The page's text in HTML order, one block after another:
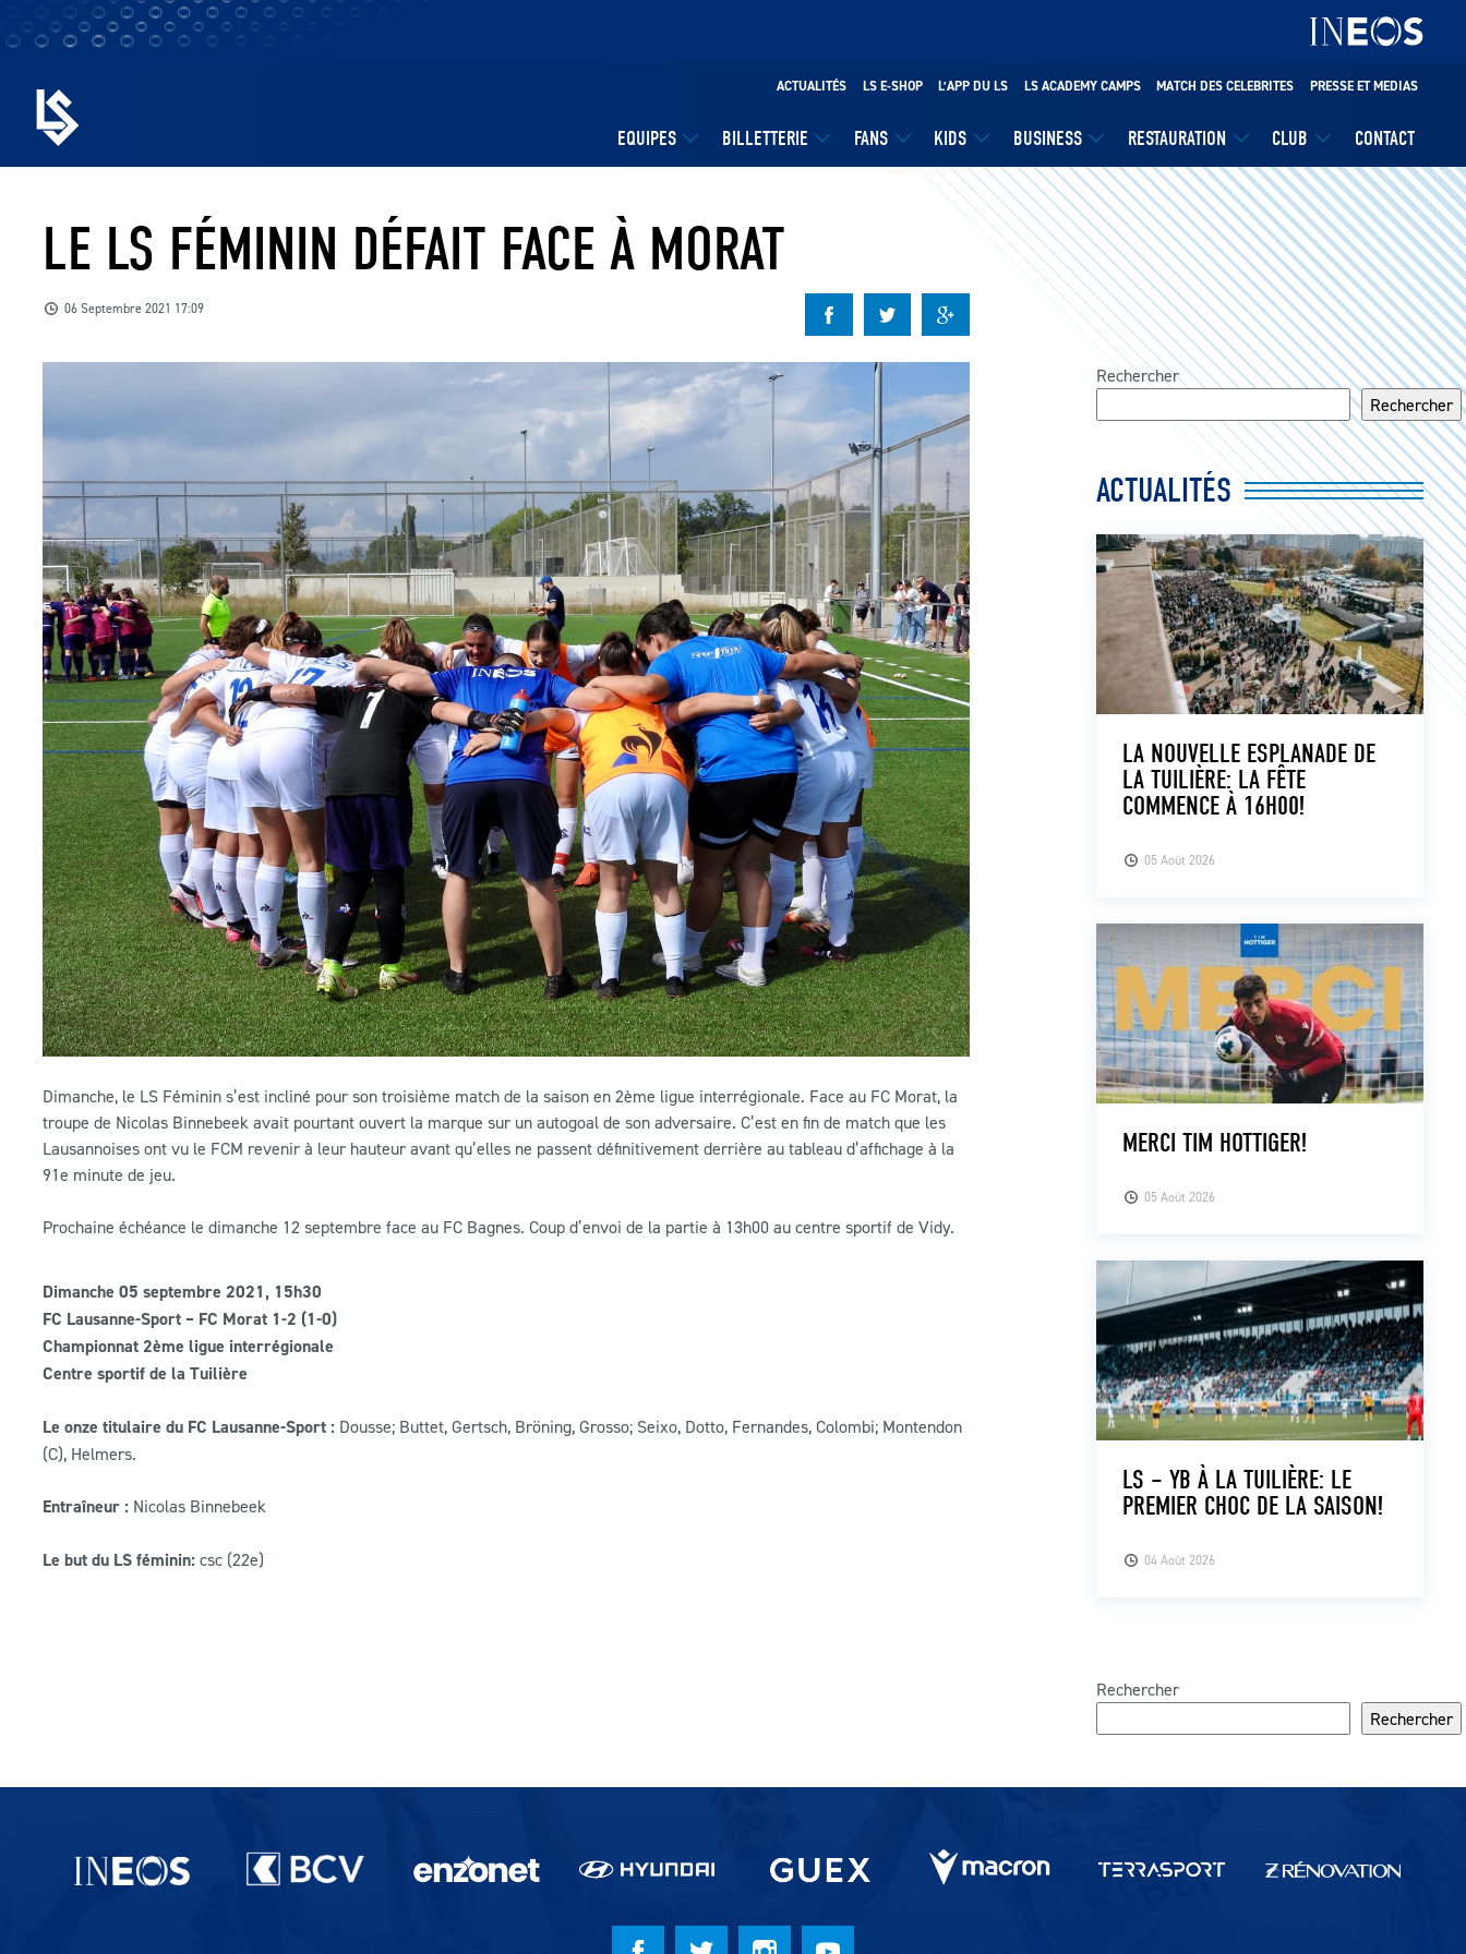
EQUIPES BILLETTERIE FANS KIDS BUSINESS RESTAURATION CLUB CONTACT
ACTUALITÉS LS E-SHOP L’APP DU LS LS ACADEMY CAMPS MATCH DES CELEBRITES PRESSE ET MEDIAS
LE LS FÉMININ DÉFAIT FACE À MORAT
06 Septembre 2021 17:09
Dimanche, le LS Féminin s’est incliné pour son troisième match de la saison en 2ème ligue interrégionale. Face au FC Morat, la
troupe de Nicolas Binnebeek avait pourtant ouvert la marque sur un autogoal de son adversaire. C’est en fin de match que les
Lausannoises ont vu le FCM revenir à leur hauteur avant qu’elles ne passent définitivement derrière au tableau d’affichage à la
91e minute de jeu.
Prochaine échéance le dimanche 12 septembre face au FC Bagnes. Coup d’envoi de la partie à 13h00 au centre sportif de Vidy.
Dimanche 05 septembre 2021, 15h30
FC Lausanne-Sport – FC Morat 1-2 (1-0)
Championnat 2ème ligue interrégionale
Centre sportif de la Tuilière
Le onze titulaire du FC Lausanne-Sport : Dousse; Buttet, Gertsch, Bröning, Grosso; Seixo, Dotto, Fernandes, Colombi; Montendon
(C), Helmers.
Entraîneur : Nicolas Binnebeek
Le but du LS féminin: csc (22e)
Rechercher
Rechercher
ACTUALITÉS
05 Août 2026
LA NOUVELLE ESPLANADE DE
LA TUILIÈRE: LA FÊTE
COMMENCE À 16H00!
05 Août 2026
MERCI TIM HOTTIGER!
04 Août 2026
LS – YB À LA TUILIÈRE: LE
PREMIER CHOC DE LA SAISON!
Rechercher
Rechercher
Partenaires du lausanne-Sport